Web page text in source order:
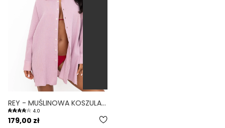
REY - MUŚLINOWA KOSZULA OVERSIZE WRZOSOWA
4.0
179,00 zł